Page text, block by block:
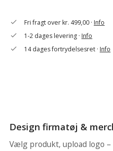
check Fri fragt over kr. 499,00 ·Info
check 1-2 dages levering ·Info
check 14 dages fortrydelsesret ·Info
Design firmatøj &
Vælg produkt, upload logo